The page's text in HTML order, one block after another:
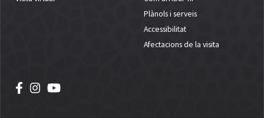
Plànols i serveis
Accessibilitat
Afectacions de la visita